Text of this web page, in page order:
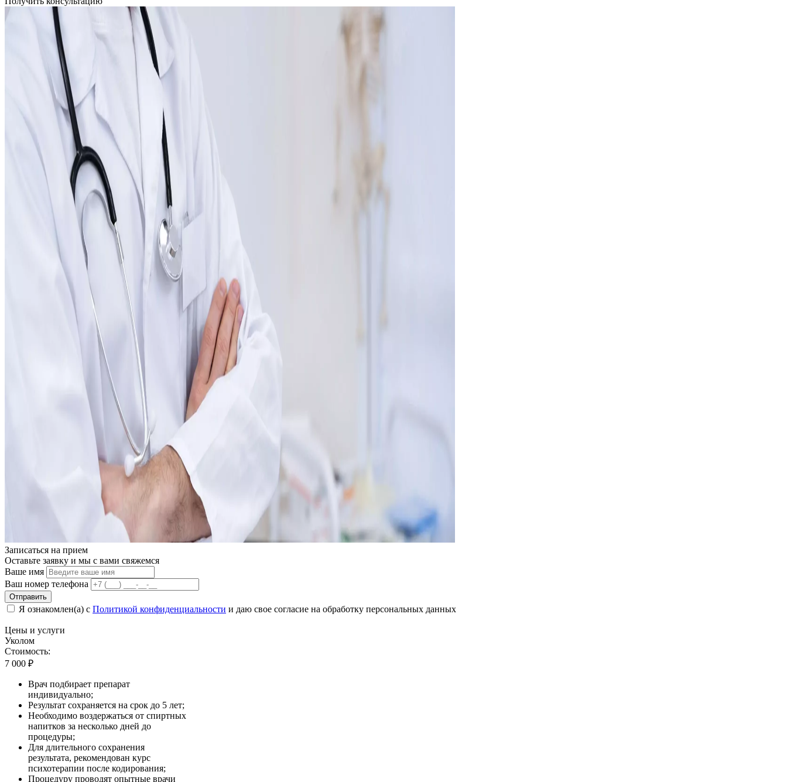
Записаться на прием
Оставьте заявку и мы с вами свяжемся
Ваше имя
Ваш номер телефона
Отправить
Я ознакомлен(а) с Политикой конфиденциальности и даю свое cогласие на обработку персональных данных
Цены и услуги
Уколом
Стоимость:
7 000 ₽
Врач подбирает препарат
индивидуально;
Результат сохраняется на срок до 5 лет;
Необходимо воздержаться от спиртных
напитков за несколько дней до
процедуры;
Для длительного сохранения
результата, рекомендован курс
психотерапии после кодирования;
Процедуру проводят опытные врачи